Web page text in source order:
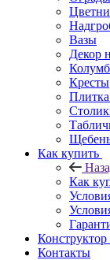
Вазы
Декор
Кресты
Как купить
Как
Контакты